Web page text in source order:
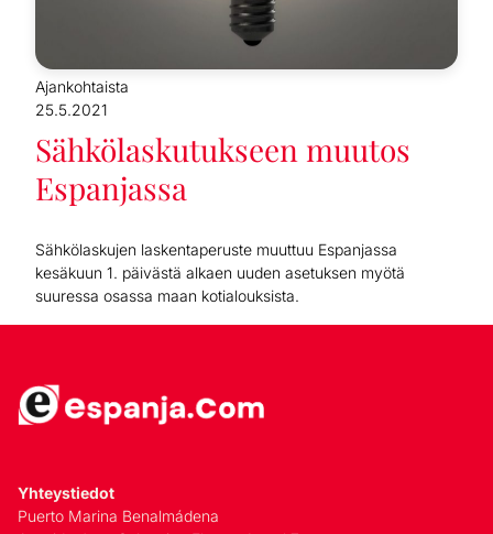
Ajankohtaista
25.5.2021
Sähkölaskutukseen muutos
Espanjassa
Sähkölaskujen laskentaperuste muuttuu Espanjassa
kesäkuun 1. päivästä alkaen uuden asetuksen myötä
suuressa osassa maan kotialouksista.
Yhteystiedot
Puerto Marina Benalmádena